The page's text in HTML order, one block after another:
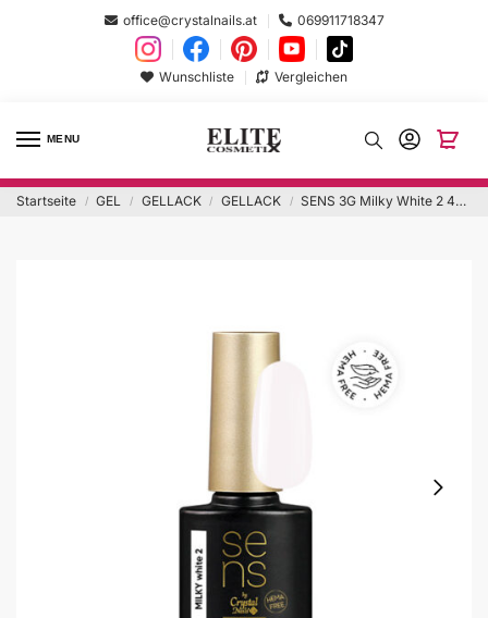
office@crystalnails.at 069911718347
Wunschliste Vergleichen
MENU
Startseite / GEL / GELLACK / GELLACK / SENS 3G Milky White 2 4ml Hema Free